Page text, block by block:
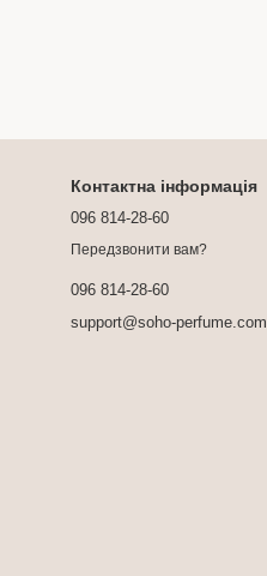
Контактна інформація
096 814-28-60
Передзвонити вам?
096 814-28-60
support@soho-perfume.com